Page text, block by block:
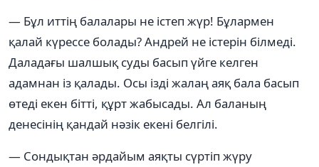
— Бұл иттің балалары не істеп жүр! Бұлармен
қалай күрессе болады? Андрей не істерін білмеді.
Даладағы шалшық суды басып үйге келген
адамнан із қалады. Осы ізді жалаң аяқ бала басып
өтеді екен бітті, құрт жабысады. Ал баланың
денесінің қандай нәзік екені белгілі.
— Сондықтан әрдайым аяқты сүртіп жүру